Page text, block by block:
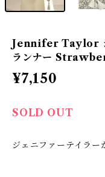
Jennifer Taylor ジ
ランナー
¥7,150
SOLD OUT
ジェニファーテイラー